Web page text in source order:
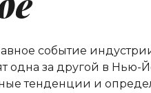
событие
одна за другой в Нью-
тенденции и